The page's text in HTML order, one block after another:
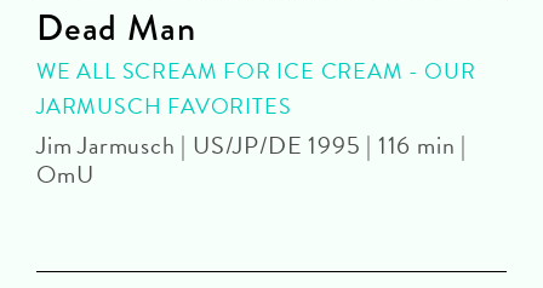
Dead Man
WE ALL SCREAM FOR ICE CREAM - OUR
JARMUSCH FAVORITES
Jim Jarmusch | US/JP/DE 1995 | 116 min |
OmU